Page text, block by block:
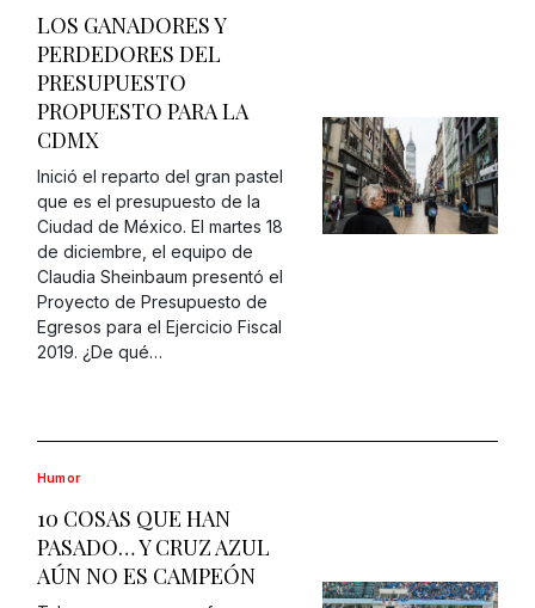
LOS GANADORES Y
PERDEDORES DEL
PRESUPUESTO
PROPUESTO PARA LA
CDMX
Inició el reparto del gran pastel
que es el presupuesto de la
Ciudad de México. El martes 18
de diciembre, el equipo de
Claudia Sheinbaum presentó el
Proyecto de Presupuesto de
Egresos para el Ejercicio Fiscal
2019. ¿De qué…
Humor
10 COSAS QUE HAN
PASADO… Y CRUZ AZUL
AÚN NO ES CAMPEÓN